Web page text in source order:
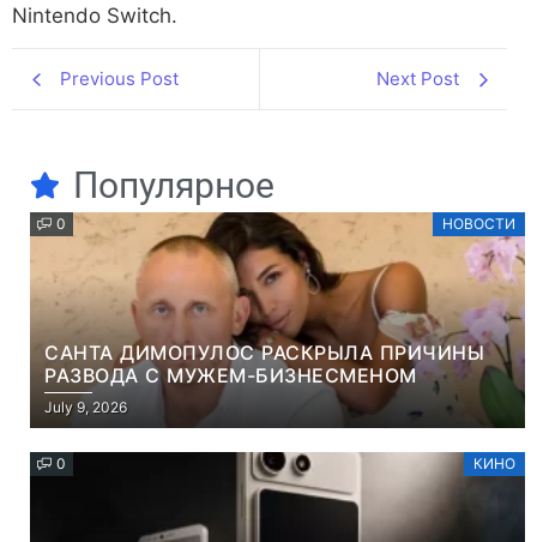
Nintendo Switch.
Previous Post Next Post
Популярное
0 НОВОСТИ
САНТА ДИМОПУЛОС РАСКРЫЛА ПРИЧИНЫ
РАЗВОДА С МУЖЕМ-БИЗНЕСМЕНОМ
July 9, 2026
0 КИНО